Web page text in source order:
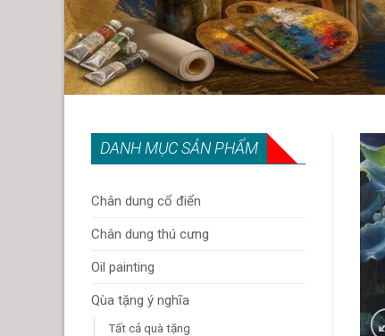
DANH MỤC SẢN PHẨM
Chân dung cổ điển
Chân dung thú cưng
Oil painting
Qùa tặng ý nghĩa
Tất cả quà tặng